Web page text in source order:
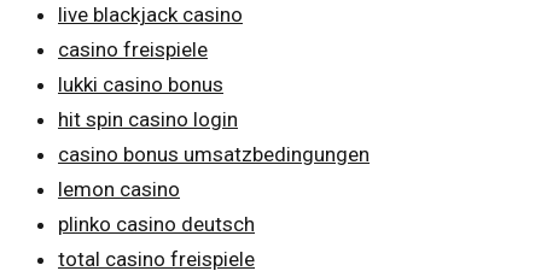
live blackjack casino
casino freispiele
lukki casino bonus
hit spin casino login
casino bonus umsatzbedingungen
lemon casino
plinko casino deutsch
total casino freispiele